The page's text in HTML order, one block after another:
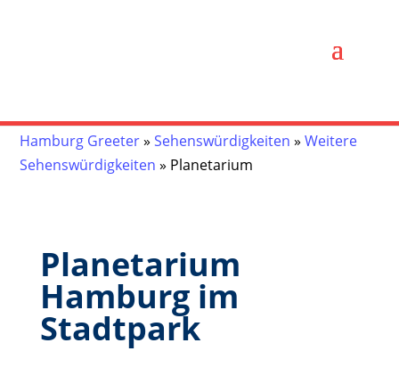
Hamburg Greeter»Sehenswürdigkeiten »Weitere
Sehenswürdigkeiten » Planetarium
Planetarium
Hamburg im
Stadtpark